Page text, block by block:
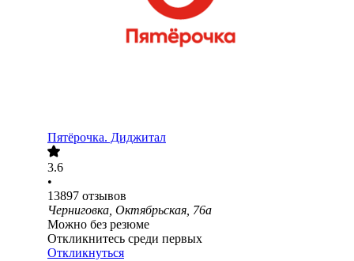
Пятёрочка. Диджитал
3.6
•
13897 отзывов
Черниговка, Октябрьская, 76а
Можно без резюме
Откликнитесь среди первых
Откликнуться